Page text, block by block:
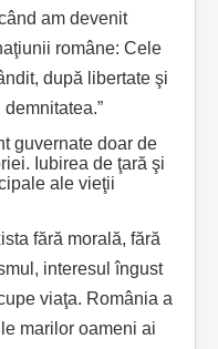
am devenit
române: Cele
după libertate şi
guvernate doar de
Iubirea de ţară şi
ale vieţii
fără morală, fără
interesul îngust
viaţa. România a
marilor oameni ai